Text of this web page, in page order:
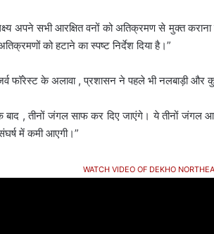
लक्ष्य अपने सभी आरक्षित वनों को अतिक्रमण से मुक्त
को हटाने का स्पष्ट निर्देश दिया है।”
फॉरेस्ट के अलावा , प्रशासन ने पहले भी नलबाड़ी और
, तीनों जंगल साफ कर दिए जाएंगे। ये तीनों जंगल
में कमी आएगी।”
WATCH VIDEO OF DEKHO